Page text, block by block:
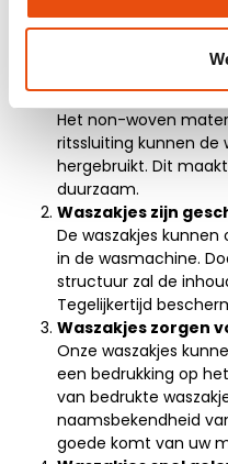
kopen.
Waszakjes worden
Het non-woven
ritssluiting kunnen de
hergebruikt. Dit
duurzaam.
Waszakjes zijn
De waszakjes
in de wasmachine.
structuur zal de
Tegelijkertijd
Waszakjes zorgen
Onze waszakjes
een bedrukking op
van bedrukte
naamsbekendheid
goede komt van uw